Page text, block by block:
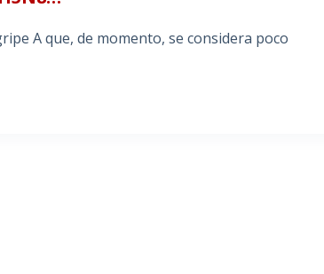
A que, de momento, se considera poco